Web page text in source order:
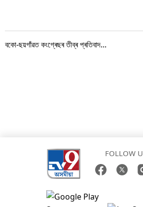
বকো-ছয়গাঁৱত কংগ্ৰেছৰ তীব্ৰ প্ৰতিবাদ...
FOLLOW